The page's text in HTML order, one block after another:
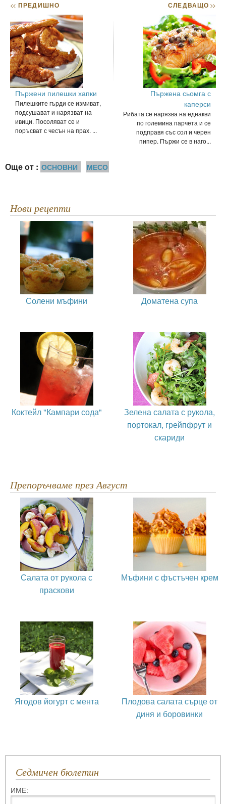
<< ПРЕДИШНО
Пържени пилешки хапки
Пилешките гърди се измиват,
подсушават и нарязват на
ивици. Посоляват се и
поръсват с чесън на прах. ...
СЛЕДВАЩО>>
Пържена сьомга с
каперси
Рибата се нарязва на еднакви
по големина парчета и се
подправя със сол и черен
пипер. Пържи се в наго...
Още от : ОСНОВНИ МЕСО
Нови рецепти
Солени мъфини Доматена супа
Коктейл "Кампари сода"
Зелена салата с рукола,
портокал, грейпфрут и
скариди
Препоръчваме през Август
Салата от рукола с
праскови
Мъфини с фъстъчен крем
Ягодов йогурт с мента
Плодова салата сърце от
диня и боровинки
Седмичен бюлетин
ИМЕ: